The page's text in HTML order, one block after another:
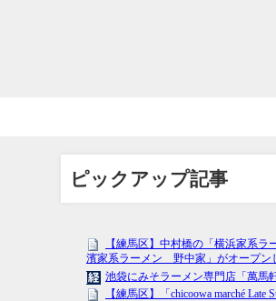
ピックアップ記事